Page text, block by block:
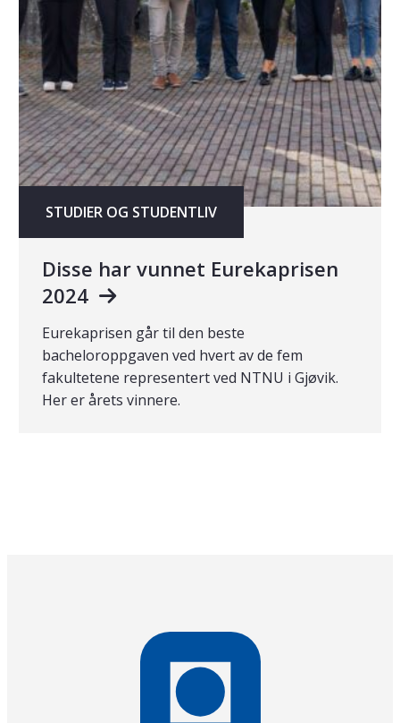
STUDIER OG STUDENTLIV
Disse har vunnet Eurekaprisen
2024
Eurekaprisen går til den beste
bacheloroppgaven ved hvert av de fem
fakultetene representert ved NTNU i Gjøvik.
Her er årets vinnere.